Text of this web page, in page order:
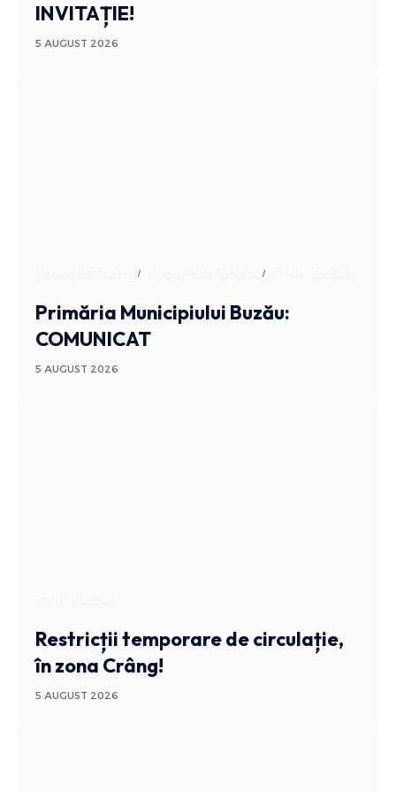
INVITAȚIE!
5 AUGUST 2026
ADMINISTRATIV ANUNTURI BUZAU
Primăria Municipiului Buzău:
COMUNICAT
5 AUGUST 2026
Restricții temporare de circulație,
în zona Crâng!
5 AUGUST 2026